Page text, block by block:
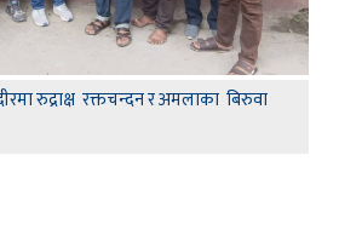
रुद्राक्ष रक्तचन्दन र अमलाका बिरुवा